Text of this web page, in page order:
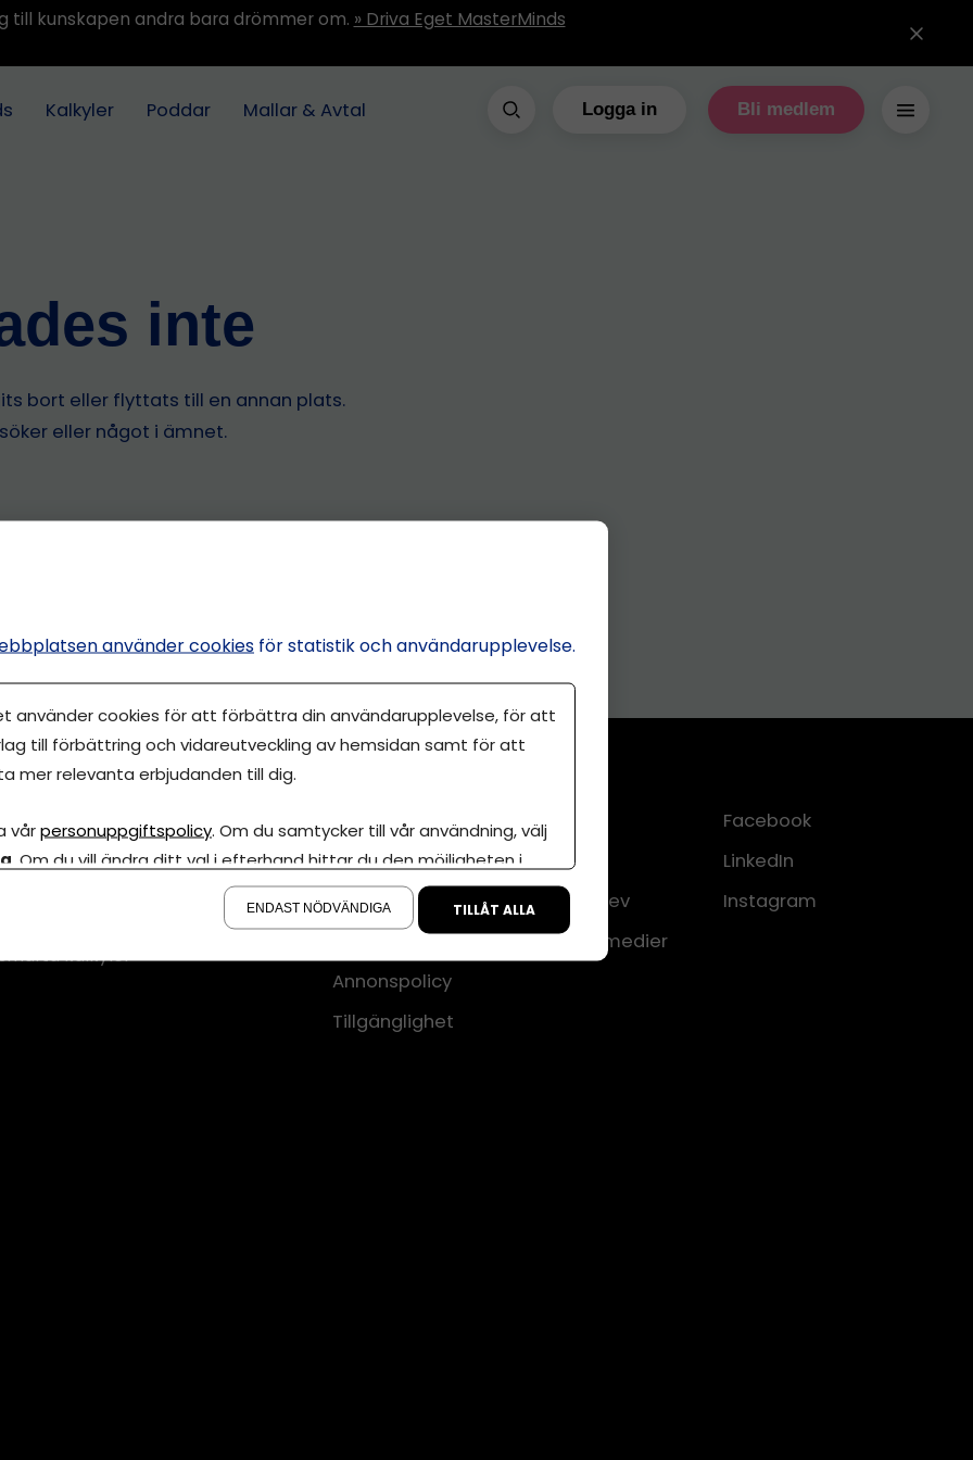
till kunskapen andra bara drömmer om. » Driva Eget MasterMinds
Kalkyler Poddar Mallar & Avtal Logga in Bli medlem
inte
bort eller flyttats till en annan plats.
eller något i ämnet.
Eget är en
000-tals
kalkyler
Annonsera
Om cookies
Våra användarvillkor
Policy för AI
Annonspolicy
Tillgänglighet
Kontakt
Om oss
Nyhetsbrev
CMS för medier
Facebook
LinkedIn
Instagram
använder cookies för statistik och användarupplevelse.
använder cookies för att förbättra din användarupplevelse, för att
till förbättring och vidareutveckling av hemsidan samt för att
mer relevanta erbjudanden till dig.
vårpersonuppgiftspolicy. Om du samtycker till vår användning, välj
. Om du vill ändra ditt val i efterhand hittar du den möjligheten i
ENDAST NÖDVÄNDIGA TILLÅT ALLA